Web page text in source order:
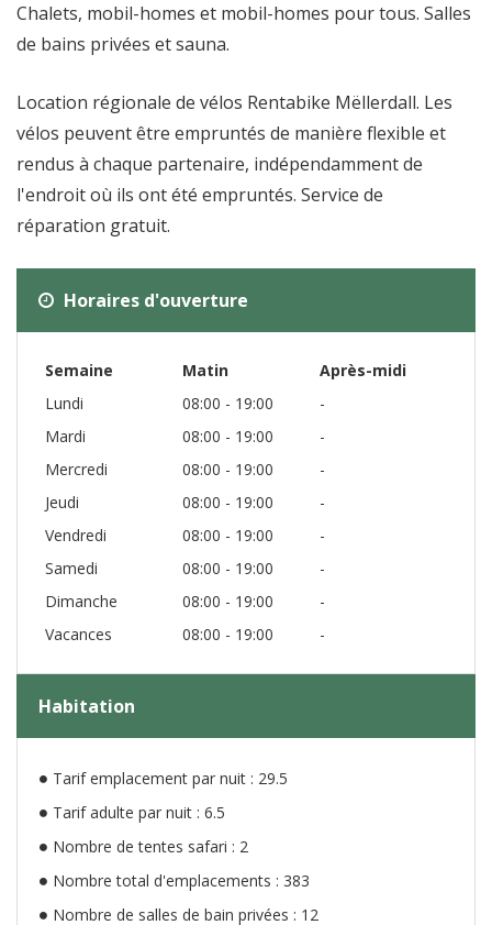
Chalets, mobil-homes et mobil-homes pour tous. Salles
de bains privées et sauna.
Location régionale de vélos Rentabike Mëllerdall. Les
vélos peuvent être empruntés de manière flexible et
rendus à chaque partenaire, indépendamment de
l'endroit où ils ont été empruntés. Service de
réparation gratuit.
Horaires d'ouverture
Semaine Matin
Après-midi
Lundi
08:00 - 19:00
-
Mardi
08:00 - 19:00
-
Mercredi
08:00 - 19:00
-
Jeudi
08:00 - 19:00
-
Vendredi
08:00 - 19:00
-
Samedi
08:00 - 19:00
-
Dimanche
08:00 - 19:00
-
Vacances
08:00 - 19:00 -
Habitation
Tarif emplacement par nuit : 29.5
Tarif adulte par nuit : 6.5
Nombre de tentes safari : 2
Nombre total d'emplacements : 383
Nombre de salles de bain privées : 12